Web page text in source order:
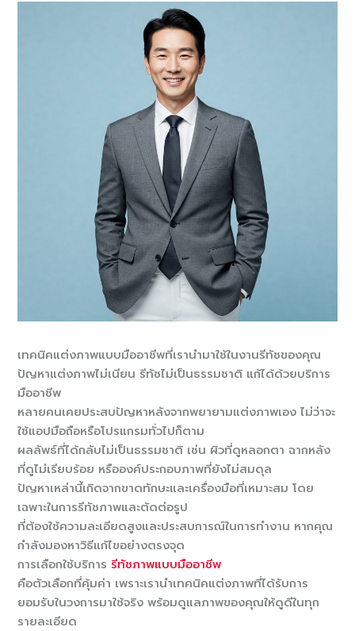
เทคนิคแต่งภาพแบบมืออาชีพที่เรานำมาใช้ในงานรีทัชของคุณ
ปัญหาแต่งภาพไม่เนียน รีทัชไม่เป็นธรรมชาติ แก้ได้ด้วยบริการ
มืออาชีพ
หลายคนเคยประสบปัญหาหลังจากพยายามแต่งภาพเอง ไม่ว่าจะ
ใช้แอปมือถือหรือโปรแกรมทั่วไปก็ตาม
ผลลัพธ์ที่ได้กลับไม่เป็นธรรมชาติ เช่น ผิวที่ดูหลอกตา ฉากหลัง
ที่ดูไม่เรียบร้อย หรือองค์ประกอบภาพที่ยังไม่สมดุล
ปัญหาเหล่านี้เกิดจากขาดทักษะและเครื่องมือที่เหมาะสม โดย
เฉพาะในการรีทัชภาพและตัดต่อรูป
ที่ต้องใช้ความละเอียดสูงและประสบการณ์ในการทำงาน หากคุณ
กำลังมองหาวิธีแก้ไขอย่างตรงจุด
การเลือกใช้บริการ รีทัชภาพแบบมืออาชีพ
คือตัวเลือกที่คุ้มค่า เพราะเรานำเทคนิคแต่งภาพที่ได้รับการ
ยอมรับในวงการมาใช้จริง พร้อมดูแลภาพของคุณให้ดูดีในทุก
รายละเอียด